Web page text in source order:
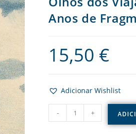
Anos de
15,50 €
Adicionar Wishlist
- +